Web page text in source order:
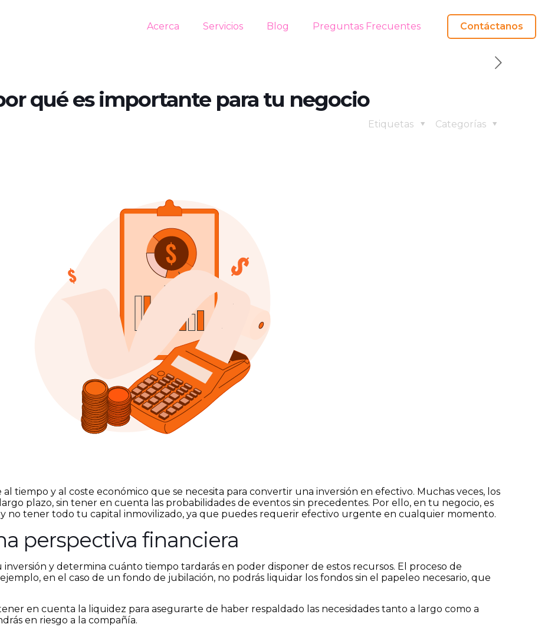
Acerca Servicios Blog Preguntas Frecuentes Contáctanos
qué es importante para tu negocio
Categorías
Etiquetas
al tiempo y al coste económico que se necesita para convertir una inversión en efectivo. Muchas veces, los
plazo, sin tener en cuenta las probabilidades de eventos sin precedentes. Por ello, en tu negocio, es
no tener todo tu capital inmovilizado, ya que puedes requerir efectivo urgente en cualquier momento.
perspectiva financiera
inversión y determina cuánto tiempo tardarás en poder disponer de estos recursos. El proceso de
en el caso de un fondo de jubilación, no podrás liquidar los fondos sin el papeleo necesario, que
en cuenta la liquidez para asegurarte de haber respaldado las necesidades tanto a largo como a
en riesgo a la compañía.